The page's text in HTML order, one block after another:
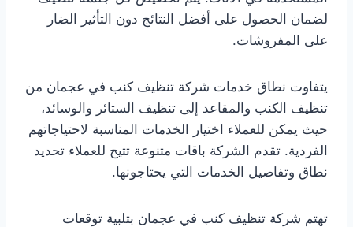
لضمان الحصول على أفضل النتائج دون التأثير الضار
على المفروشات.
يتفاوت نطاق خدمات شركة تنظيف كنب في عجمان من
تنظيف الكنب والمقاعد إلى تنظيف الستائر والوسائد،
حيث يمكن للعملاء اختيار الخدمات المناسبة لاحتياجاتهم
الفردية. تقدم الشركة باقات متنوعة تتيح للعملاء تحديد
نطاق وتفاصيل الخدمات التي يحتاجونها.
تهتم شركة تنظيف كنب في عجمان بتلبية توقعات